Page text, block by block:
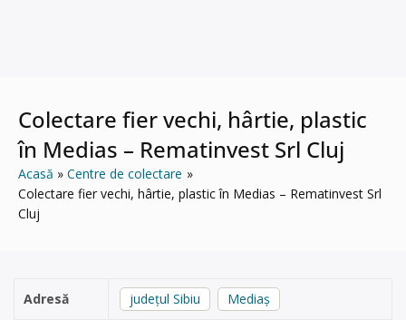
Colectare fier vechi, hârtie, plastic
în Medias – Rematinvest Srl Cluj
Acasă
Centre de colectare
Colectare fier vechi, hârtie, plastic în Medias – Rematinvest Srl
Cluj
Adresă județul Sibiu Mediaș